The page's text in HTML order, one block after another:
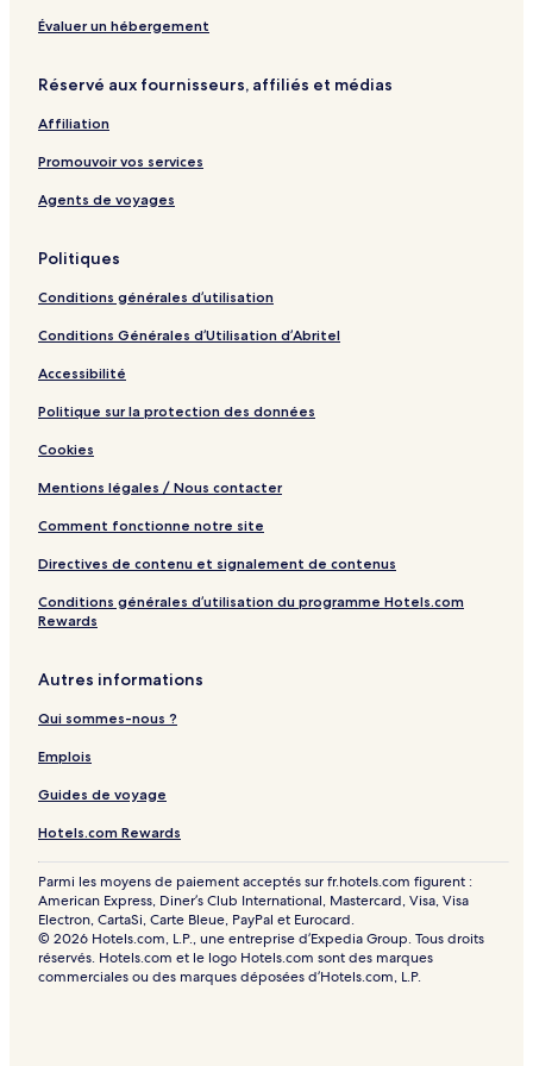
e
n
t
&
p
a
r
t
d
A
r
e
Évaluer un hébergement
Réservé aux fournisseurs, affiliés et médias
Affiliation
Promouvoir vos services
Agents de voyages
Politiques
Conditions générales d’utilisation
Conditions Générales d’Utilisation d’Abritel
Accessibilité
Politique sur la protection des données
Cookies
Mentions légales / Nous contacter
Comment fonctionne notre site
Directives de contenu et signalement de contenus
Conditions générales d’utilisation du programme Hotels.com
Rewards
Autres informations
Qui sommes-nous ?
Emplois
Guides de voyage
Hotels.com Rewards
Parmi les moyens de paiement acceptés sur fr.hotels.com figurent :
American Express, Diner’s Club International, Mastercard, Visa, Visa
Electron, CartaSi, Carte Bleue, PayPal et Eurocard.
© 2026 Hotels.com, L.P., une entreprise d’Expedia Group. Tous droits
réservés. Hotels.com et le logo Hotels.com sont des marques
commerciales ou des marques déposées d’Hotels.com, L.P.